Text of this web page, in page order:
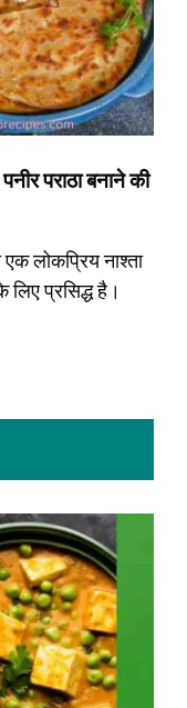
पराठा बनाने की
लोकप्रिय नाश्ता
प्रसिद्ध है।